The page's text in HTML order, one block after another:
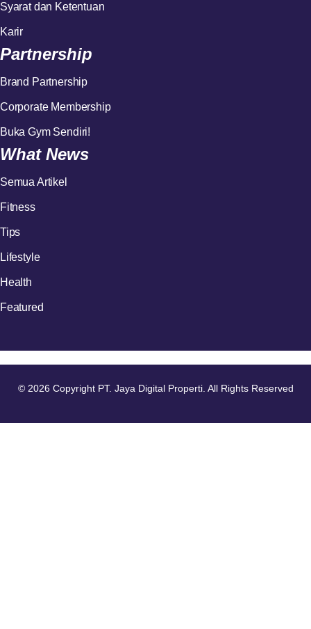
Syarat dan Ketentuan
Karir
Partnership
Brand Partnership
Corporate Membership
Buka Gym Sendiri!
What News
Semua Artikel
Fitness
Tips
Lifestyle
Health
Featured
© 2026 Copyright PT. Jaya Digital Properti. All Rights Reserved